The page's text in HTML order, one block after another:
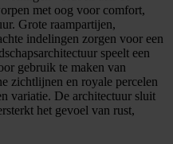
met oog voor comfort,
Grote raampartijen,
indelingen zorgen voor een
speelt een
gebruik te maken van
zichtlijnen en royale percelen
variatie. De architectuur sluit
het gevoel van rust,